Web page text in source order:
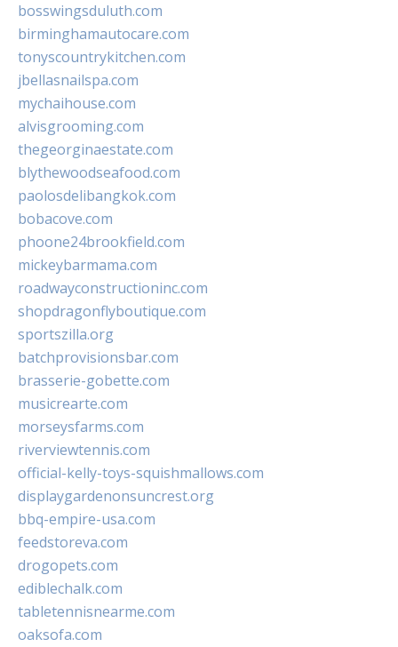
bosswingsduluth.com
birminghamautocare.com
tonyscountrykitchen.com
jbellasnailspa.com
mychaihouse.com
alvisgrooming.com
thegeorginaestate.com
blythewoodseafood.com
paolosdelibangkok.com
bobacove.com
phoone24brookfield.com
mickeybarmama.com
roadwayconstructioninc.com
shopdragonflyboutique.com
sportszilla.org
batchprovisionsbar.com
brasserie-gobette.com
musicrearte.com
morseysfarms.com
riverviewtennis.com
official-kelly-toys-squishmallows.com
displaygardenonsuncrest.org
bbq-empire-usa.com
feedstoreva.com
drogopets.com
ediblechalk.com
tabletennisnearme.com
oaksofa.com